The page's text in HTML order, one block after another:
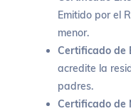
Emitido por el
menor.
Certificado de
acredite la
padres.
Certificado de